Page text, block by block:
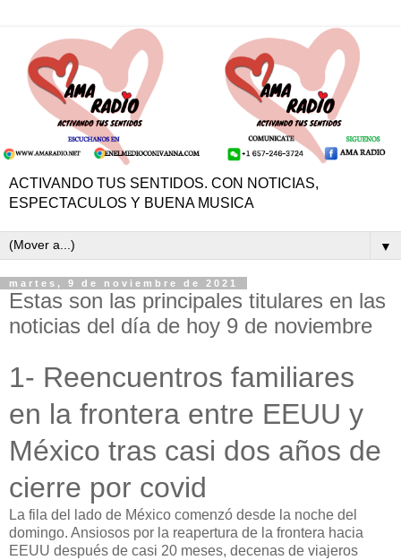
ACTIVANDO TUS SENTIDOS. CON NOTICIAS,
ESPECTACULOS Y BUENA MUSICA
▼
martes, 9 de noviembre de 2021
Estas son las principales titulares en las
noticias del día de hoy 9 de noviembre
1- Reencuentros familiares
en la frontera entre EEUU y
México tras casi dos años de
cierre por covid
La fila del lado de México comenzó desde la noche del
domingo. Ansiosos por la reapertura de la frontera hacia
EEUU después de casi 20 meses, decenas de viajeros